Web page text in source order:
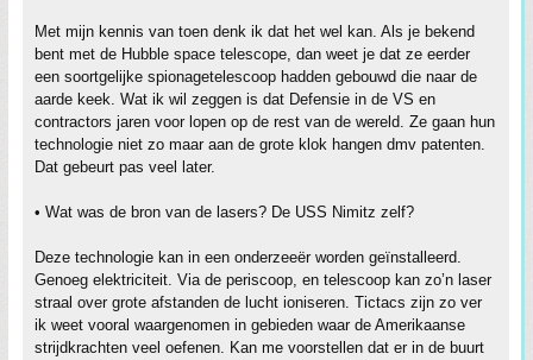
Met mijn kennis van toen denk ik dat het wel kan. Als je bekend
bent met de Hubble space telescope, dan weet je dat ze eerder
een soortgelijke spionagetelescoop hadden gebouwd die naar de
aarde keek. Wat ik wil zeggen is dat Defensie in de VS en
contractors jaren voor lopen op de rest van de wereld. Ze gaan hun
technologie niet zo maar aan de grote klok hangen dmv patenten.
Dat gebeurt pas veel later.
• Wat was de bron van de lasers? De USS Nimitz zelf?
Deze technologie kan in een onderzeeër worden geïnstalleerd.
Genoeg elektriciteit. Via de periscoop, en telescoop kan zo’n laser
straal over grote afstanden de lucht ioniseren. Tictacs zijn zo ver
ik weet vooral waargenomen in gebieden waar de Amerikaanse
strijdkrachten veel oefenen. Kan me voorstellen dat er in de buurt